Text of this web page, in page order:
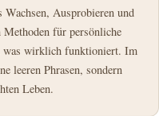
Ausprobieren und
Methoden für persönliche
wirklich funktioniert. Im
leeren Phrasen, sondern
Leben.